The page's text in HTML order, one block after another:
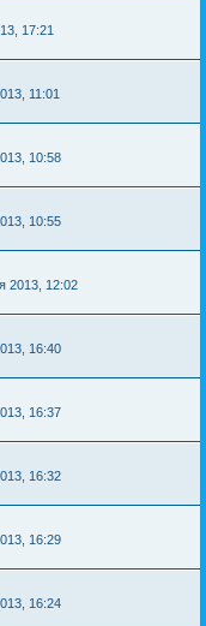
17:21
11:01
10:58
10:55
2013, 12:02
16:40
16:37
16:32
16:29
16:24